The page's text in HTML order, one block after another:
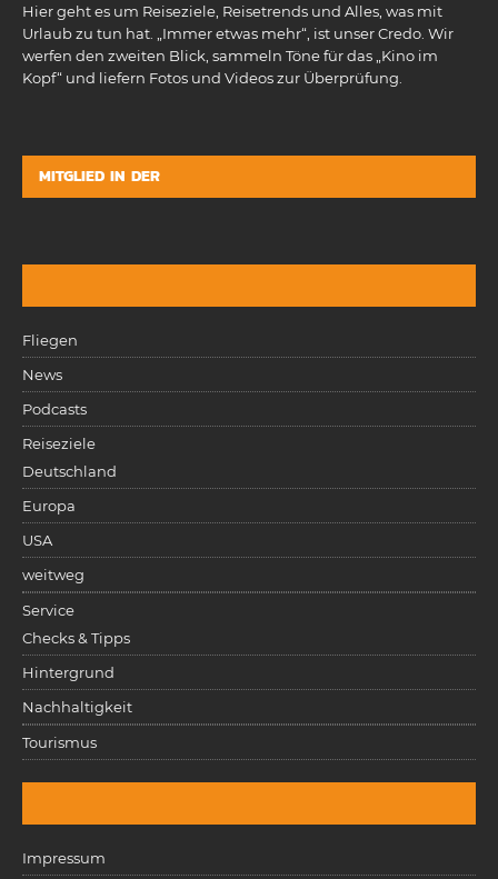
Hier geht es um Reiseziele, Reisetrends und Alles, was mit
Urlaub zu tun hat. „Immer etwas mehr“, ist unser Credo. Wir
werfen den zweiten Blick, sammeln Töne für das „Kino im
Kopf“ und liefern Fotos und Videos zur Überprüfung.
MITGLIED IN DER
Fliegen
News
Podcasts
Reiseziele
Deutschland
Europa
USA
weitweg
Service
Checks & Tipps
Hintergrund
Nachhaltigkeit
Tourismus
Impressum